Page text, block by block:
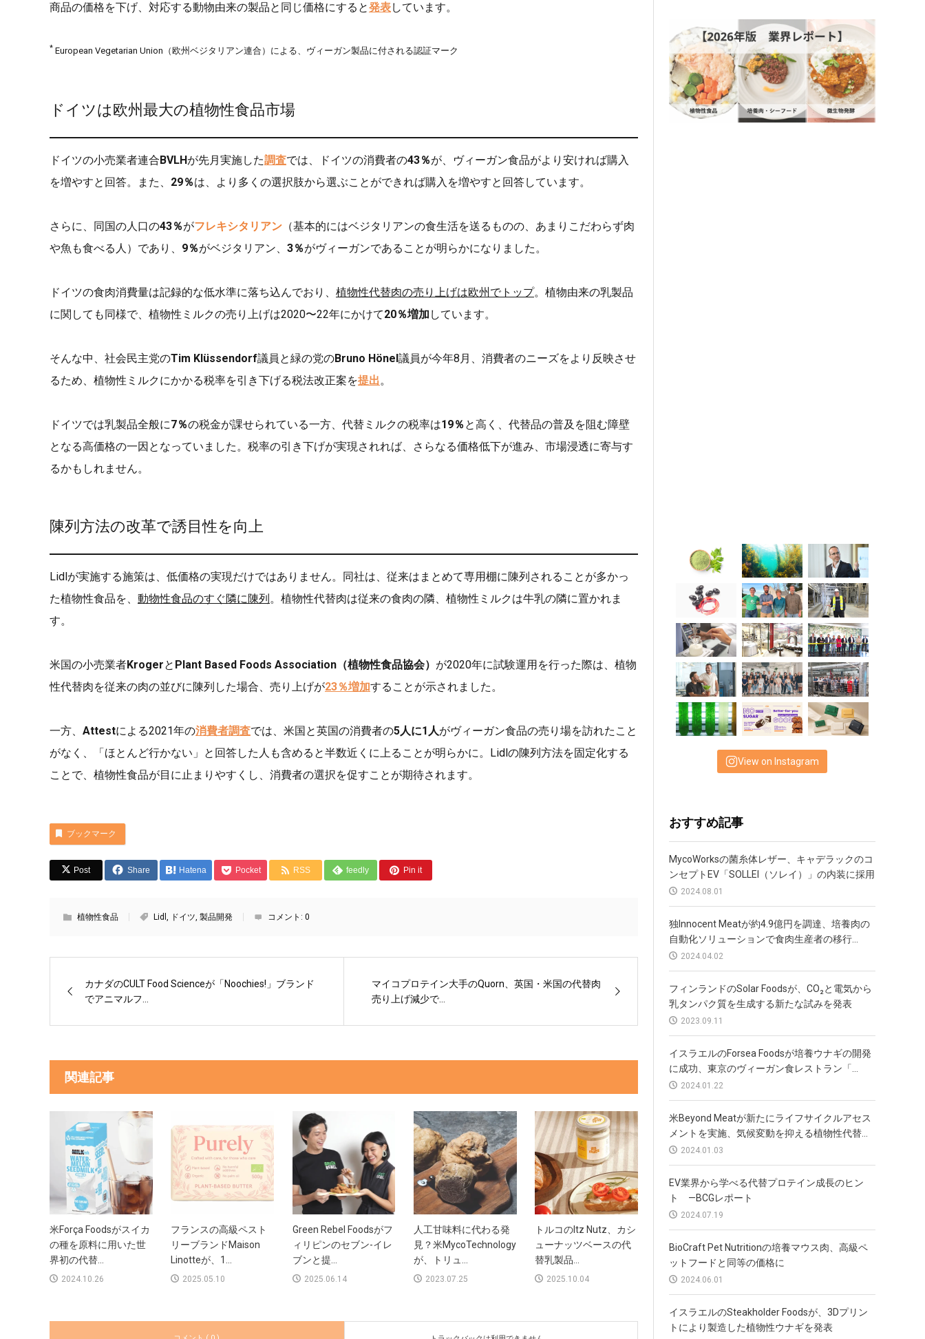
商品の価格を下げ、対応する動物由来の製品と同じ価格にすると発表しています。
* European Vegetarian Union（欧州ベジタリアン連合）による、ヴィーガン製品に付される認証マーク
ドイツは欧州最大の植物性食品市場
ドイツの小売業者連合BVLHが先月実施した調査では、ドイツの消費者の43％が、ヴィーガン食品がより安ければ購入
を増やすと回答。また、 29％は、より多くの選択肢から選ぶことができれば購入を増やすと回答しています。
さらに、同国の人口の43％がフレキシタリアン （基本的にはベジタリアンの食生活を送るものの、あまりこだわらず肉
や魚も食べる人）であり、 9％がベジタリアン、 3％がヴィーガンであることが明らかになりました。
ドイツの食肉消費量は記録的な低水準に落ち込んでおり、 植物性代替肉の売り上げは欧州でトップ。植物由来の乳製品
に関しても同様で、植物性ミルクの売り上げは2020〜22年にかけて20％増加 しています。
そんな中、社会民主党のTim Klüssendorf議員と緑の党のBruno Hönel議員が今年8月、消費者のニーズをより反映させ
るため、植物性ミルクにかかる税率を引き下げる税法改正案を提出。
ドイツでは乳製品全般に7％の税金が課せられている一方、代替ミルクの税率は19％ と高く、代替品の普及を阻む障壁
となる高価格の一因となっていました。税率の引き下げが実現されれば、さらなる価格低下が進み、市場浸透に寄与す
るかもしれません。
陳列方法の改革で誘目性を向上
Lidlが実施する施策は、低価格の実現だけではありません。同社は、従来はまとめて専用棚に陳列されることが多かっ
た植物性食品を、 動物性食品のすぐ隣に陳列。植物性代替肉は従来の食肉の隣、植物性ミルクは牛乳の隣に置かれま
す。
米国の小売業者Krogerと Plant Based Foods Association（植物性食品協会） が2020年に試験運用を行った際は、植物
性代替肉を従来の肉の並びに陳列した場合、売り上げが23％増加することが示されました。
一方、 Attestによる2021年の消費者調査では、米国と英国の消費者の5人に1人がヴィーガン食品の売り場を訪れたこと
がなく、「ほとんど行かない」と回答した人も含めると半数近くに上ることが明らかに。Lidlの陳列方法を固定化する
ことで、植物性食品が目に止まりやすくし、消費者の選択を促すことが期待されます。
ブックマーク
Post Share Hatena Pocket RSS feedly Pin it
植物性食品 Lidl , ドイツ, 製品開発 コメント: 0
カナダのCULT Food Scienceが「Noochies!」ブランド
でアニマルフ...
マイコプロテイン大手のQuorn、英国・米国の代替肉
売り上げ減少で...
関連記事
米Força Foodsがスイカ
の種を原料に用いた世
界初の代替...
2024.10.26
フランスの高級ペスト
リーブランドMaison
Linotteが、1...
2025.05.10
Green Rebel Foodsがフ
ィリピンのセブン-イレ
ブンと提...
2025.06.14
人工甘味料に代わる発
見？米MycoTechnology
が、トリュ...
2023.07.25
トルコのItz Nutz、カシ
ューナッツベースの代
替乳製品...
2025.10.04
View on Instagram
おすすめ記事
MycoWorksの菌糸体レザー、キャデラックのコ
ンセプトEV「SOLLEI（ソレイ）」の内装に採用
2024.08.01
独Innocent Meatが約4.9億円を調達、培養肉の
自動化ソリューションで食肉生産者の移行...
2024.04.02
フィンランドのSolar Foodsが、CO₂と電気から
乳タンパク質を生成する新たな試みを発表
2023.09.11
イスラエルのForsea Foodsが培養ウナギの開発
に成功、東京のヴィーガン食レストラン「...
2024.01.22
米Beyond Meatが新たにライフサイクルアセス
メントを実施、気候変動を抑える植物性代替...
2024.01.03
EV業界から学べる代替プロテイン成長のヒン
ト —BCGレポート
2024.07.19
BioCraft Pet Nutritionの培養マウス肉、高級ペ
ットフードと同等の価格に
2024.06.01
イスラエルのSteakholder Foodsが、3Dプリン
トにより製造した植物性ウナギを発表